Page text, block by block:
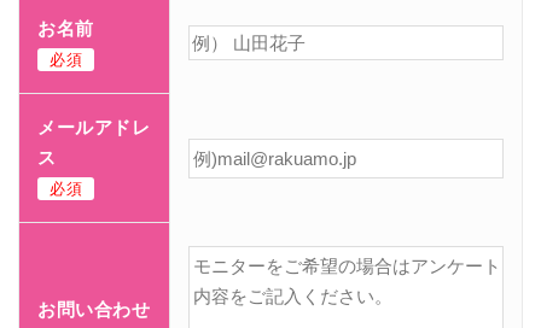
お名前
必須
メールアドレ
ス
必須
お問い合わせ